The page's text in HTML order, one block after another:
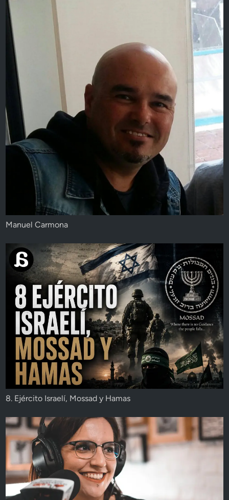
Manuel Carmona
8. Ejército Israelí, Mossad y Hamas